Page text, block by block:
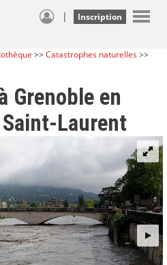
| Inscription
>>Catastrophes naturelles>>
Grenoble en
Laurent